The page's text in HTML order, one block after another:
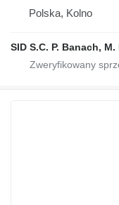
Polska, Kolno
SID S.C. P. Banach, M.